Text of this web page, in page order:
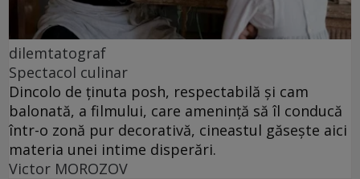
dilemtatograf
Spectacol culinar
Dincolo de ținuta posh, respectabilă și cam
balonată, a filmului, care amenință să îl conducă
într-o zonă pur decorativă, cineastul găsește aici
materia unei intime disperări.
Victor MOROZOV